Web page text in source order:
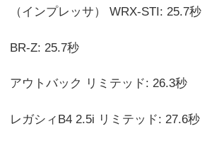
（インプレッサ） WRX-STI: 25.7秒
BR-Z: 25.7秒
アウトバック リミテッド: 26.3秒
レガシィB4 2.5i リミテッド: 27.6秒